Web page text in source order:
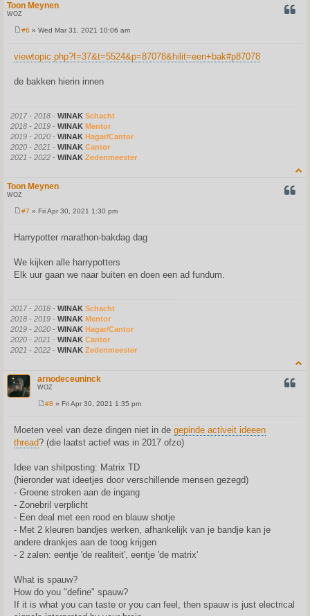
Toon Meynen
WOZ
t
#6 » Wed Mar 31, 2021 10:06 am
viewtopic.php?f=37&t=5524&p=87078&hilit=een+bak#p87078
de bakken hierin innen
2017 - 2018 - WINAK Schacht
2018 - 2019 - WINAK Mentor
2019 - 2020 - WINAK Hagar/Cantor
2020 - 2021 - WINAK Cantor
2021 - 2022 - WINAK Zedenmeester
Toon Meynen
WOZ
t
#7 » Fri Apr 30, 2021 1:30 pm
Harrypotter marathon-bakdag dag
We kijken alle harrypotters
Elk uur gaan we naar buiten en doen een ad fundum.
2017 - 2018 - WINAK Schacht
2018 - 2019 - WINAK Mentor
2019 - 2020 - WINAK Hagar/Cantor
2020 - 2021 - WINAK Cantor
2021 - 2022 - WINAK Zedenmeester
arnodeceuninck
WOZ
#8 » Fri Apr 30, 2021 1:35 pm
Moeten veel van deze dingen niet in de gepinde activeit ideeen
thread? (die laatst actief was in 2017 ofzo)
Idee van shitposting: Matrix TD
(hieronder wat ideetjes door verschillende mensen gezegd)
- Groene stroken aan de ingang
- Zonebril verplicht
- Een deal met een rood en blauw shotje
- Met 2 kleuren bandjes werken, afhankelijk van je bandje kan je
andere drankjes aan de toog krijgen
- 2 zalen: eentje 'de realiteit', eentje 'de matrix'
What is spauw?
How do you "define" spauw?
If it is what you can taste or you can feel, then spauw is just electrical